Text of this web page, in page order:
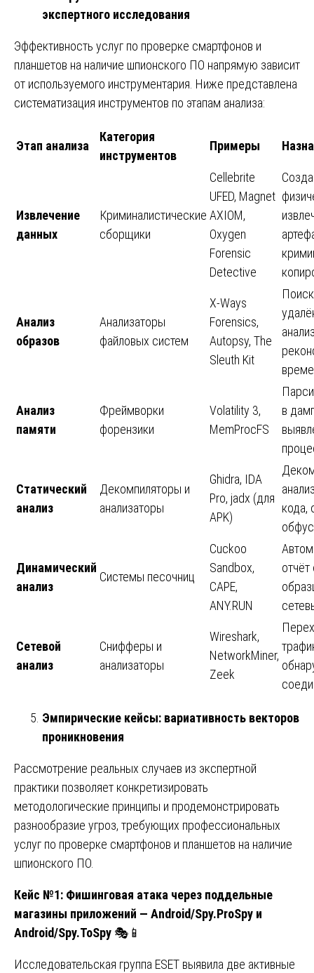
экспертного исследования
Эффективность услуг по проверке смартфонов и
планшетов на наличие шпионского ПО напрямую зависит
от используемого инструментария. Ниже представлена
систематизация инструментов по этапам анализа:
Этап анализа
Категория
инструментов
Примеры
Извлечение
данных
Криминалистические
сборщики
Cellebrite
UFED, Magnet
AXIOM,
Oxygen
Forensic
Detective
Анализ
образов
Анализаторы
файловых систем
X-Ways
Forensics,
Autopsy, The
Sleuth Kit
Анализ
памяти
Фреймворки
форензики
Volatility 3,
MemProcFS
в
Статический
анализ
Декомпиляторы и
анализаторы
Ghidra, IDA
Pro, jadx (для
APK)
кода,
Динамический
анализ
Системы песочниц
Cuckoo
Sandbox,
CAPE,
ANY.RUN
Сетевой
анализ
Снифферы и
анализаторы
Wireshark,
NetworkMiner,
Zeek
Эмпирические кейсы: вариативность векторов
проникновения
Рассмотрение реальных случаев из экспертной
практики позволяет конкретизировать
методологические принципы и продемонстрировать
разнообразие угроз, требующих профессиональных
услуг по проверке смартфонов и планшетов на наличие
шпионского ПО.
Кейс №1: Фишинговая атака через поддельные
магазины приложений — Android/Spy.ProSpy и
Android/Spy.ToSpy 🎭📱
Исследовательская группа ESET выявила две активные